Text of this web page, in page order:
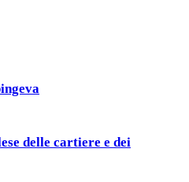
delle cartiere e dei